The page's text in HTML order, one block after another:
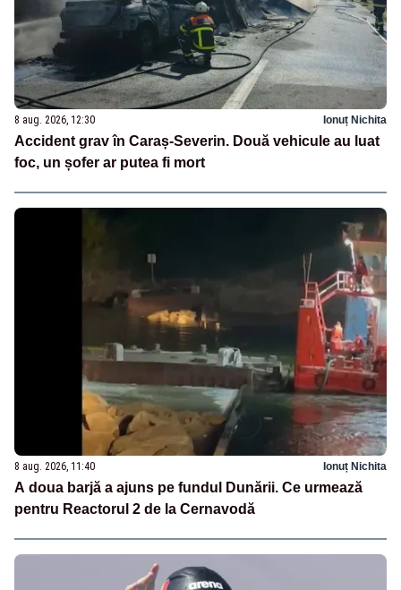
8 aug. 2026, 12:30 Ionuț Nichita
Accident grav în Caraș-Severin. Două vehicule au luat
foc, un șofer ar putea fi mort
8 aug. 2026, 11:40 Ionuț Nichita
A doua barjă a ajuns pe fundul Dunării. Ce urmează
pentru Reactorul 2 de la Cernavodă